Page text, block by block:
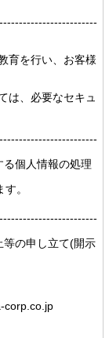
育を行い、お客様
は、必要なセキュ
個人情報の処理
。
等の申し立て(開示
corp.co.jp